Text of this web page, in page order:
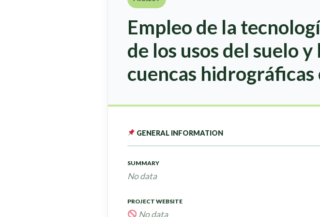
Empleo de la
de los usos del suelo
cuencas hidrográficas
GENERAL INFORMATION
SUMMARY
No data
PROJECT WEBSITE
No data